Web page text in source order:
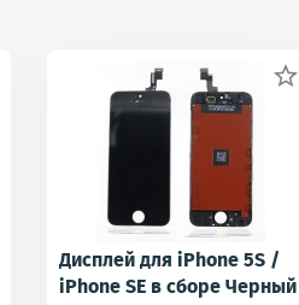

Дисплей для iPhone 5S /
iPhone SE в сборе Черный